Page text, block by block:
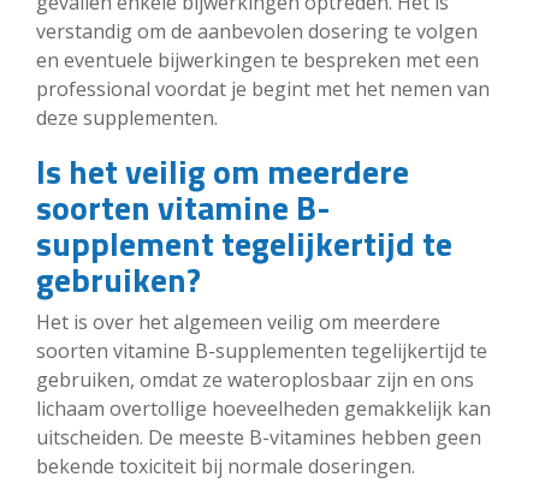
verstandig om de aanbevolen dosering te volgen
en eventuele bijwerkingen te bespreken met een
professional voordat je begint met het nemen van
deze supplementen.
Is het veilig om meerdere
soorten vitamine B-
supplement tegelijkertijd te
gebruiken?
Het is over het algemeen veilig om meerdere
soorten vitamine B-supplementen tegelijkertijd te
gebruiken, omdat ze wateroplosbaar zijn en ons
lichaam overtollige hoeveelheden gemakkelijk kan
uitscheiden. De meeste B-vitamines hebben geen
bekende toxiciteit bij normale doseringen.